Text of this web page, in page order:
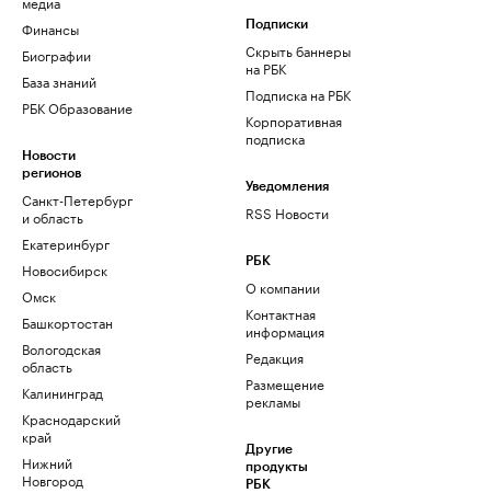
Финансы
Биографии
База знаний
РБК Образование
Новости
регионов
Санкт-Петербург
и область
Екатеринбург
Новосибирск
Омск
Башкортостан
Вологодская
область
Калининград
Краснодарский
край
Нижний
Новгород
Подписки
Скрыть баннеры
на РБК
Подписка на РБК
Корпоративная
подписка
Уведомления
RSS Новости
РБК
О компании
Контактная
информация
Редакция
Размещение
рекламы
Другие
продукты
РБК